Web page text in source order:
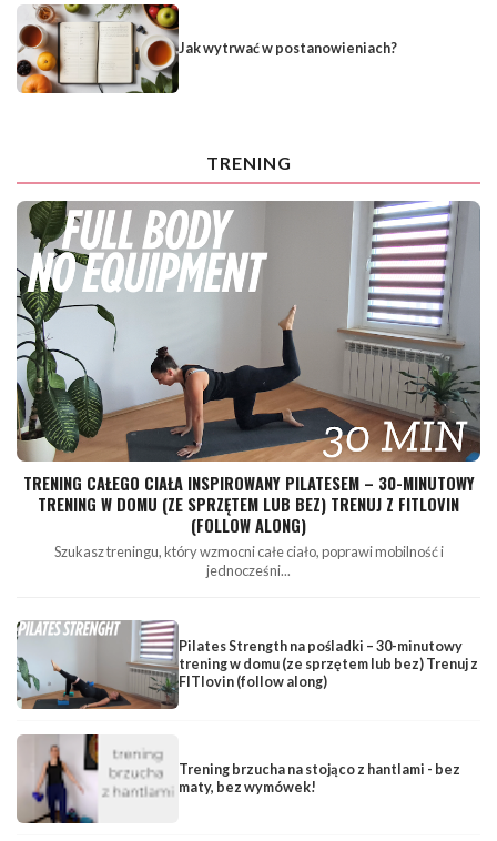
Jak wytrwać w postanowieniach?
TRENING
TRENING CAŁEGO CIAŁA INSPIROWANY PILATESEM – 30-MINUTOWY
TRENING W DOMU (ZE SPRZĘTEM LUB BEZ) TRENUJ Z FITLOVIN
(FOLLOW ALONG)
Szukasz treningu, który wzmocni całe ciało, poprawi mobilność i
jednocześni...
Pilates Strength na pośladki – 30-minutowy
trening w domu (ze sprzętem lub bez) Trenuj z
FITlovin (follow along)
Trening brzucha na stojąco z hantlami - bez
maty, bez wymówek!